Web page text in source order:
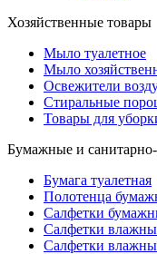
Хозяйственные товары
Мыло туалетное
Мыло
Освежители
Стиральные
Товары для
Бумажные и
Бумага туалетная
Полотенца
Салфетки
Салфетки
Салфетки